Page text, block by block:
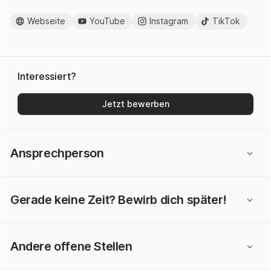
Webseite YouTube Instagram TikTok
Interessiert?
Jetzt bewerben
Ansprechperson
Gerade keine Zeit? Bewirb dich später!
Andere offene Stellen